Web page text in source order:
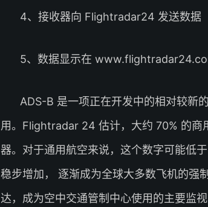
4、接收器向 Flightradar24 发送数据
5、数据显示在
ADS-B 是一项正在开发中的相对较新
用。Flightradar 24 估计，大约 70% 的商
器。对于通用航空来说，这个数字可能低
稳步增加， 逐渐成为全球大多数飞机的强
达，成为空中交通管制中心使用的主要监视